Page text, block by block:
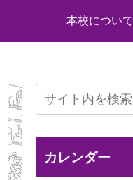
本校について
カレンダー